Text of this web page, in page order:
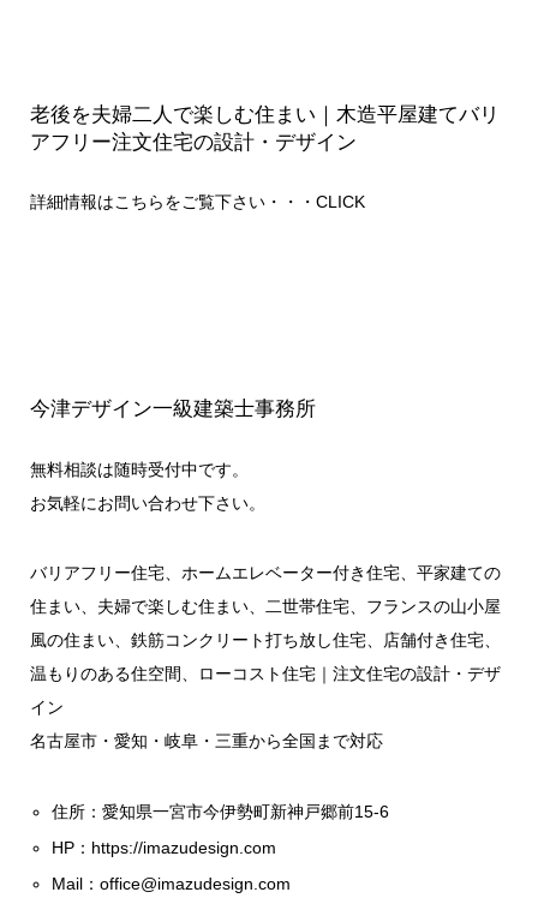
老後を夫婦二人で楽しむ住まい｜木造平屋建てバリ
アフリー注文住宅の設計・デザイン
詳細情報はこちらをご覧下さい・・・ CLICK
今津デザイン一級建築士事務所
無料相談は随時受付中です。
お気軽にお問い合わせ下さい。
バリアフリー住宅、ホームエレベーター付き住宅、平家建ての
住まい、夫婦で楽しむ住まい、二世帯住宅、フランスの山小屋
風の住まい、鉄筋コンクリート打ち放し住宅、店舗付き住宅、
温もりのある住空間、ローコスト住宅｜注文住宅の設計・デザ
イン
名古屋市・愛知・岐阜・三重から全国まで対応
住所：愛知県一宮市今伊勢町新神戸郷前15-6
HP： https://imazudesign.com
Mail：office@imazudesign.com